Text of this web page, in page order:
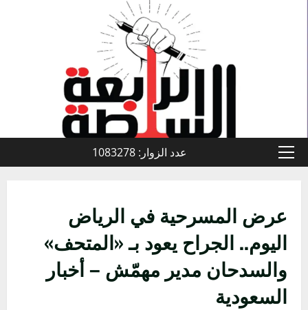
القائمة
عدد الزوار: 1083278
عرض المسرحية في الرياض
اليوم.. الجراح يعود بـ «المتحف»
والسدحان مدير مهمّش – أخبار
السعودية